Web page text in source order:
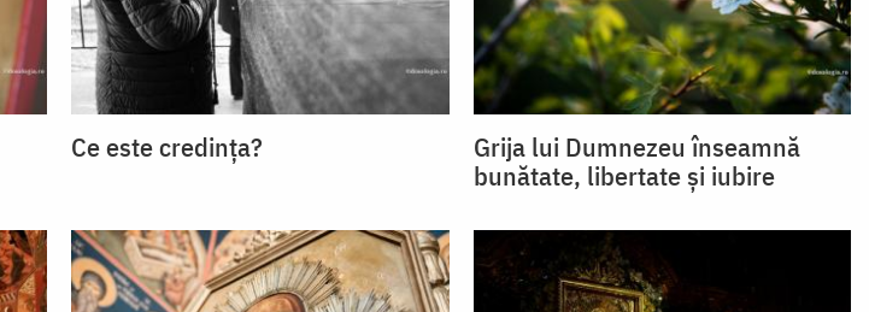
Ce este credința?
Grija lui Dumnezeu înseamnă
bunătate, libertate și iubire